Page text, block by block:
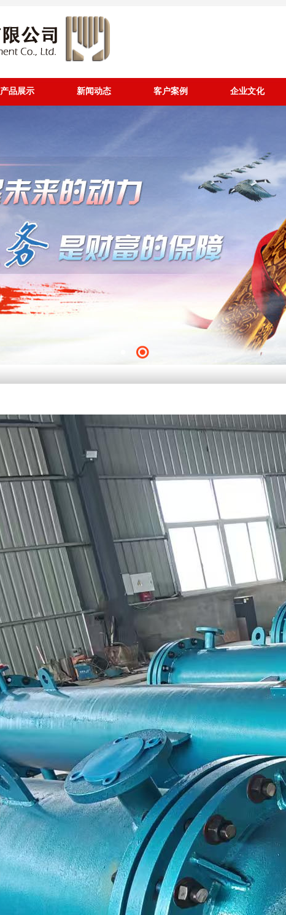
产品展示 新闻动态 客户案例 企业文化